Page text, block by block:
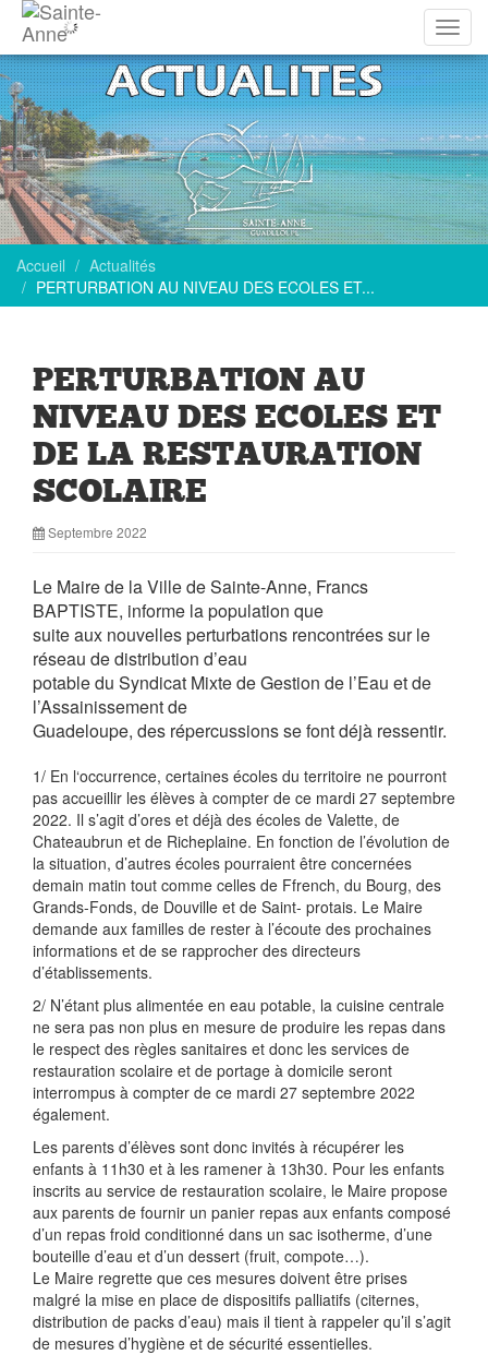
la
Accueil
Actualités
PERTURBATION AU NIVEAU DES ECOLES ET...
PERTURBATION AU
NIVEAU DES ECOLES ET
DE LA RESTAURATION
SCOLAIRE
Septembre 2022
Le Maire de la Ville de Sainte-Anne, Francs
BAPTISTE, informe la population que
suite aux nouvelles perturbations rencontrées sur le
réseau de distribution d’eau
potable du Syndicat Mixte de Gestion de l’Eau et de
l’Assainissement de
Guadeloupe, des répercussions se font déjà ressentir.
1/ En l‘occurrence, certaines écoles du territoire ne pourront
pas accueillir les élèves à compter de ce mardi 27 septembre
2022. Il s’agit d’ores et déjà des écoles de Valette, de
Chateaubrun et de Richeplaine. En fonction de l’évolution de
la situation, d’autres écoles pourraient être concernées
demain matin tout comme celles de Ffrench, du Bourg, des
Grands-Fonds, de Douville et de Saint- protais. Le Maire
demande aux familles de rester à l’écoute des prochaines
informations et de se rapprocher des directeurs
d’établissements.
2/ N’étant plus alimentée en eau potable, la cuisine centrale
ne sera pas non plus en mesure de produire les repas dans
le respect des règles sanitaires et donc les services de
restauration scolaire et de portage à domicile seront
interrompus à compter de ce mardi 27 septembre 2022
également.
Les parents d’élèves sont donc invités à récupérer les
enfants à 11h30 et à les ramener à 13h30. Pour les enfants
inscrits au service de restauration scolaire, le Maire propose
aux parents de fournir un panier repas aux enfants composé
d’un repas froid conditionné dans un sac isotherme, d’une
bouteille d’eau et d’un dessert (fruit, compote…).
Le Maire regrette que ces mesures doivent être prises
malgré la mise en place de dispositifs palliatifs (citernes,
distribution de packs d’eau) mais il tient à rappeler qu’il s’agit
de mesures d’hygiène et de sécurité essentielles.